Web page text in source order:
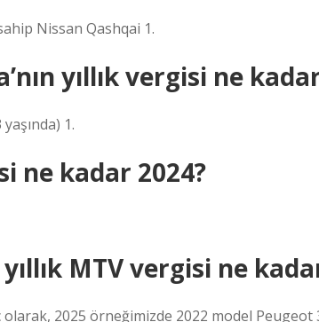
Nissan Qashqai 1.
yıllık vergisi ne
1.
ne kadar 2024?
MTV vergisi ne
2025 örneğimizde 2022 model Peugeot